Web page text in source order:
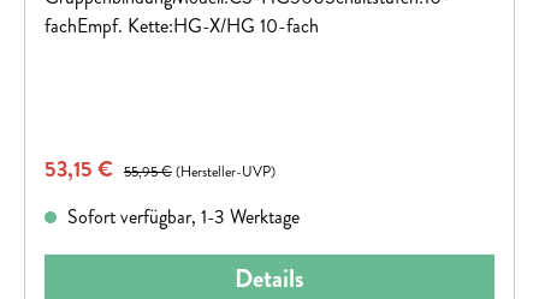
fachEmpf. Kette:HG-X/HG 10-fach
Verkaufspreis:
53,15 € Regulärer Preis:
55,95 €(Hersteller-UVP)
Sofort verfügbar, 1-3 Werktage
Details